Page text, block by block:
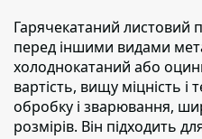
Гарячекатаний листовий
перед іншими видами
холоднокатаний або
вартість, вищу міцність і
обробку і зварювання,
розмірів. Він підходить